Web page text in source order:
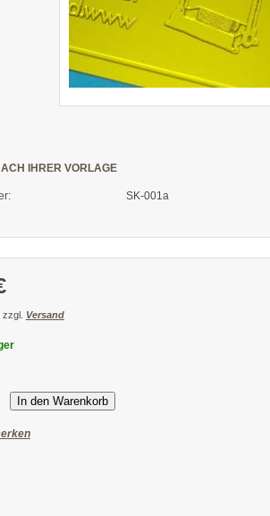
IHRER VORLAGE
SK-001a
Versand
In den Warenkorb